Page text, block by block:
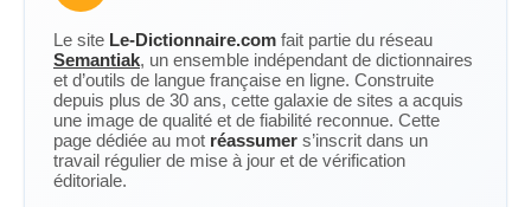
Le site Le-Dictionnaire.com fait partie du réseau
Semantiak, un ensemble indépendant de dictionnaires
et d’outils de langue française en ligne. Construite
depuis plus de 30 ans, cette galaxie de sites a acquis
une image de qualité et de fiabilité reconnue. Cette
page dédiée au mot réassumer s’inscrit dans un
travail régulier de mise à jour et de vérification
éditoriale.